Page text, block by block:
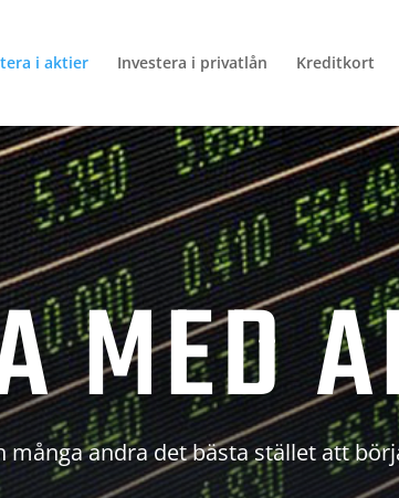
i aktier Investera i privatlån Kreditkort
MED
andra det bästa stället att